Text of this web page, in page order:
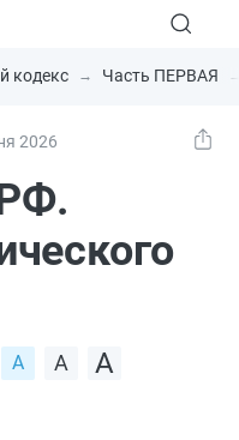
кодекс Часть ПЕРВАЯ
2026